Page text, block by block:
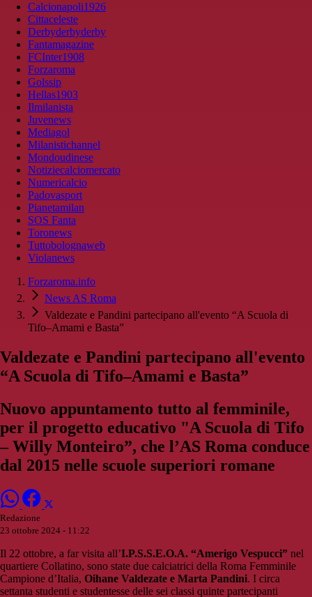
Calcionapoli1926
Cittaceleste
Derbyderbyderby
Fantamagazine
FCInter1908
Forzaroma
Golssip
Hellas1903
Ilmilanista
Juvenews
Mediagol
Milanistichannel
Mondoudinese
Notiziecalciomercato
Numericalcio
Padovasport
Pianetamilan
SOS Fanta
Toronews
Tuttobolognaweb
Violanews
Forzaroma.info
News AS Roma
Valdezate e Pandini partecipano all'evento “A Scuola di
Tifo–Amami e Basta”
Valdezate e Pandini partecipano all'evento
“A Scuola di Tifo–Amami e Basta”
Nuovo appuntamento tutto al femminile,
per il progetto educativo "A Scuola di Tifo
– Willy Monteiro”, che l’AS Roma conduce
dal 2015 nelle scuole superiori romane
Redazione
23 ottobre 2024 - 11:22
Il 22 ottobre, a far visita all’I.P.S.S.E.O.A. “Amerigo Vespucci” nel
quartiere Collatino, sono state due calciatrici della Roma Femminile
Campione d’Italia, Oihane Valdezate e Marta Pandini. I circa
settanta studenti e studentesse delle sei classi quinte partecipanti